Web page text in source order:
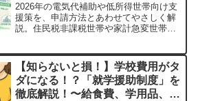
2026年の電気代補助や低所得世帯向け支
援策を、申請方法とあわせてやさしく解
説。住民税非課税世帯や家計急変世帯が
【知らないと損！】学校費用がタ
ダになる！？「就学援助制度」を
徹底解説！〜給食費、学用品、修